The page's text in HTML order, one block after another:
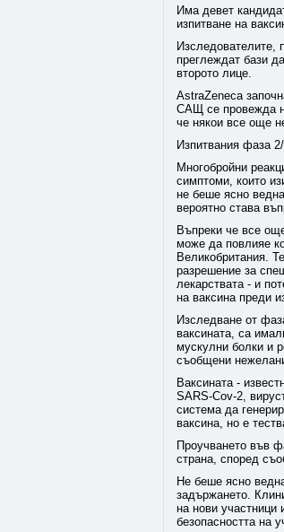
Има девет
изпитване на
Изследователите,
преглеждат бази
второто лице.
AstraZeneca
САЩ се провежда
че някои все още
Изпитвания фаза
Многобройни
симптоми, които
не беше ясно
вероятно става
Въпреки че все
може да повлияе
Великобритания.
разрешение за
лекарствата - и
на ваксина преди
Изследване от
ваксината, са
мускулни болки и
съобщени
Ваксината -
SARS-Cov-2,
система да
ваксина, но е
Проучването във
страна, според
Не беше ясно
задържането.
на нови участници
безопасността на